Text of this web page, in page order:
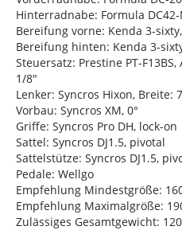
Hinterradnabe: Formula
Bereifung vorne: Kenda 3-
Bereifung hinten: Kenda 3-
Steuersatz: Prestine PT-
1/8"
Lenker: Syncros Hixon, Breite:
Vorbau: Syncros XM, 0°
Griffe: Syncros Pro DH, lock-on
Sattel: Syncros DJ1.5, pivotal
Sattelstütze: Syncros DJ1.5,
Pedale: Wellgo
Empfehlung Mindestgröße:
Empfehlung Maximalgröße:
Zulässiges Gesamtgewicht: